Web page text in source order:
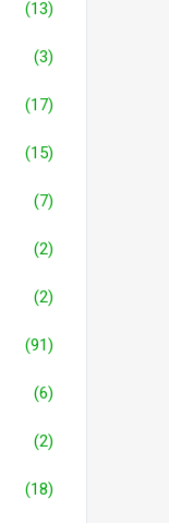
(13)
(3)
(17)
(15)
(7)
(2)
(2)
(91)
(6)
(2)
(18)